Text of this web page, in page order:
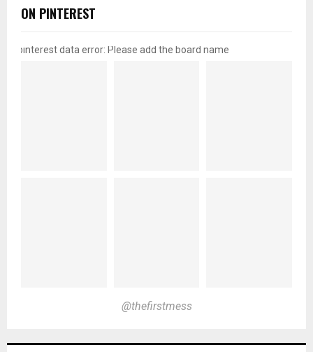
ON PINTEREST
pinterest data error: Please add the board name
@thefirstmess